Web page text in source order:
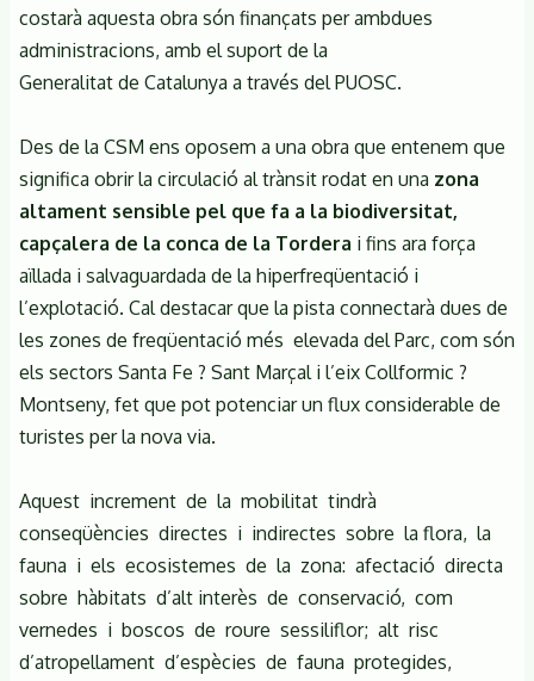
costarà aquesta obra són finançats per ambdues
administracions, amb el suport de la
Generalitat de Catalunya a través del PUOSC.
Des de la CSM ens oposem a una obra que entenem que
significa obrir la circulació al trànsit rodat en una zona
altament sensible pel que fa a la biodiversitat,
capçalera de la conca de la Tordera i fins ara força
aïllada i salvaguardada de la hiperfreqüentació i
l’explotació. Cal destacar que la pista connectarà dues de
les zones de freqüentació més elevada del Parc, com són
els sectors Santa Fe ? Sant Marçal i l’eix Collformic ?
Montseny, fet que pot potenciar un flux considerable de
turistes per la nova via.
Aquest increment de la mobilitat tindrà
conseqüències directes i indirectes sobre la flora, la
fauna i els ecosistemes de la zona: afectació directa
sobre hàbitats d’alt interès de conservació, com
vernedes i boscos de roure sessiliflor; alt risc
d’atropellament d’espècies de fauna protegides,